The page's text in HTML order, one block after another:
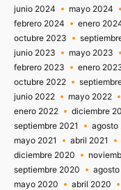
junio 2024
mayo 2024
febrero 2024
enero
octubre 2023
junio 2023
mayo 2023
febrero 2023
enero
octubre 2022
junio 2022
mayo 2022
enero 2022
diciembre
septiembre 2021
agosto
mayo 2021
abril 2021
diciembre 2020
septiembre 2020
mayo 2020
abril 2020